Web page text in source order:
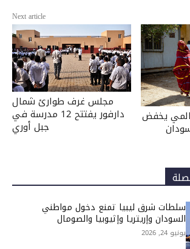
يخفض
Next article
مجلس غرف طوارئ شمال
دارفور يفتتح 12 مدرسة في
جبل أوري
سلطات شرق ليبيا تمنع دخول مواطني
السودان وإريتريا وإثيوبيا والصومال
يونيو 24, 2026